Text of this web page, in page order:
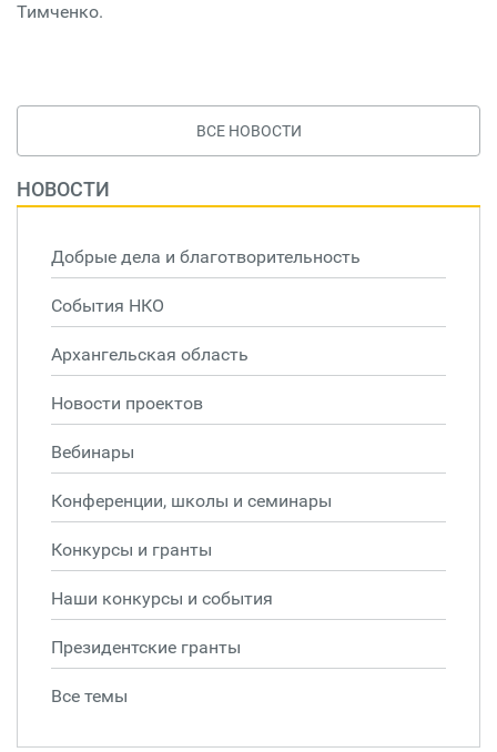
Тимченко.
ВСЕ НОВОСТИ
НОВОСТИ
Добрые дела и благотворительность
События НКО
Архангельская область
Новости проектов
Вебинары
Конференции, школы и семинары
Конкурсы и гранты
Наши конкурсы и события
Президентские гранты
Все темы